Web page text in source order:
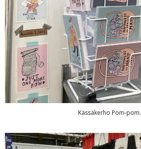
Kässäkerho Pom-pom.